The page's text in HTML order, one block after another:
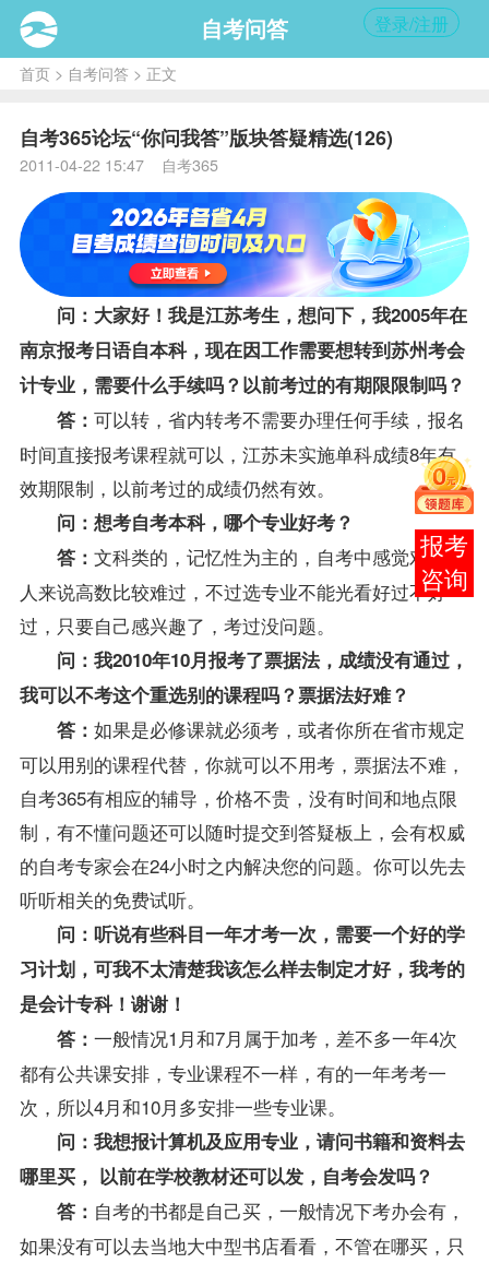
报考
咨询
自考问答 登录/注册
首页> 自考问答> 正文
自考365论坛“你问我答”版块答疑精选(126)
2011-04-22 15:47 自考365
问：大家好！我是江苏考生，想问下，我2005年在
南京报考日语自本科，现在因工作需要想转到苏州考会
计专业，需要什么手续吗？以前考过的有期限限制吗？
答： 可以转，省内转考不需要办理任何手续， 报名
时间直接报考课程就可以，江苏未实施单科成绩8年有
效期限制，以前考过的成绩仍然有效。
问：想考自考本科，哪个专业好考？
答： 文科类的，记忆性为主的，自考中感觉对一般
人来说高数比较难过，不过选专业不能光看好过不好
过，只要自己感兴趣了，考过没问题。
问：我2010年10月报考了票据法，成绩没有通过，
我可以不考这个重选别的课程吗？票据法好难？
答： 如果是必修课就必须考，或者你所在省市规定
可以用别的课程代替，你就可以不用考，票据法不难，
自考365有相应的辅导，价格不贵，没有时间和地点限
制，有不懂问题还可以随时提交到答疑板上，会有权威
的自考专家会在24小时之内解决您的问题。你可以先去
听听相关的免费试听。
问：听说有些科目一年才考一次，需要一个好的学
习计划，可我不太清楚我该怎么样去制定才好，我考的
是会计专科！谢谢！
答： 一般情况1月和7月属于加考，差不多一年4次
都有公共课安排，专业课程不一样，有的一年考考一
次，所以4月和10月多安排一些专业课。
问：我想报计算机及应用专业，请问书籍和资料去
哪里买， 以前在学校教材还可以发，自考会发吗？
答： 自考的书都是自己买，一般情况下考办会有，
如果没有可以去当地大中型书店看看，不管在哪买，只